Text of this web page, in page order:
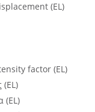
(EL)
factor (EL)
(EL)
(EL)